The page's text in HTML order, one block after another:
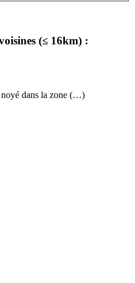
(≤ 16km) :
dans la zone (…)